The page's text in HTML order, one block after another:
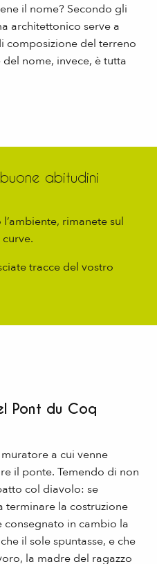
il nome? Secondo gli
architettonico serve a
composizione del terreno
nome, invece, è tutta
abitudini
rimanete sul
tracce del vostro
Pont du Coq
a cui venne
il ponte. Temendo di non
col diavolo: se
terminare la costruzione
consegnato in cambio la
il sole spuntasse, e che
la madre del ragazzo